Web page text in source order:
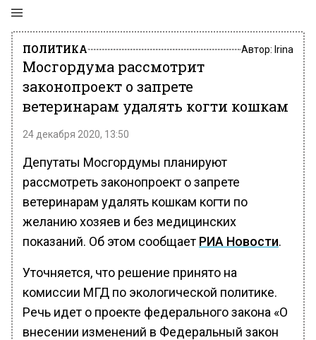
ПОЛИТИКА Автор: Irina
Мосгордума рассмотрит
законопроект о запрете
ветеринарам удалять когти кошкам
24 декабря 2020, 13:50
Депутаты Мосгордумы планируют
рассмотреть законопроект о запрете
ветеринарам удалять кошкам когти по
желанию хозяев и без медицинских
показаний. Об этом сообщает РИА Новости.
Уточняется, что решение принято на
комиссии МГД по экологической политике.
Речь идет о проекте федерального закона «О
внесении изменений в Федеральный закон